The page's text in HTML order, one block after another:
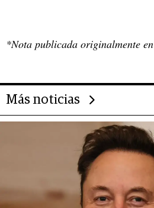
*Nota publicada originalmente en
Más noticias